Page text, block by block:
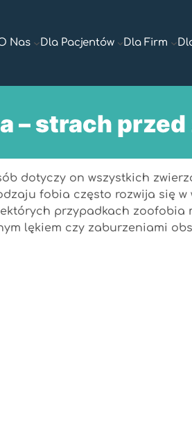
Nas Dla Pacjentów Dla Firm
– strach
dotyczy on wszystkich
fobia często rozwija się
przypadkach zoofobia
lękiem czy zaburzeniami